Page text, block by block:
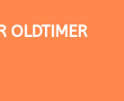
OLDTIMER